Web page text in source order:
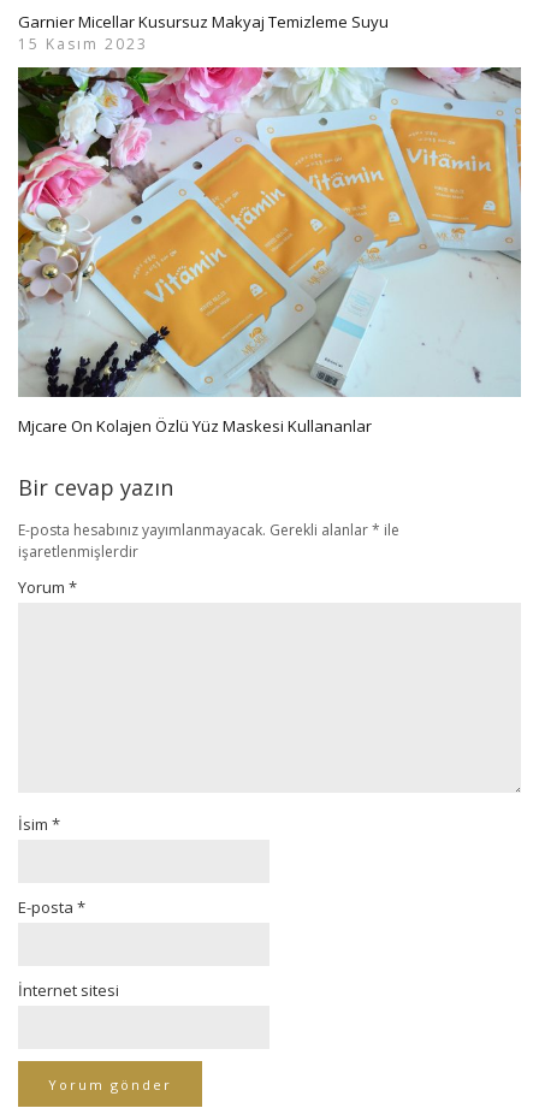
Garnier Micellar Kusursuz Makyaj Temizleme Suyu
15 Kasım 2023
Mjcare On Kolajen Özlü Yüz Maskesi Kullananlar
Bir cevap yazın
E-posta hesabınız yayımlanmayacak. Gerekli alanlar* ile
işaretlenmişlerdir
Yorum *
İsim *
E-posta *
İnternet sitesi